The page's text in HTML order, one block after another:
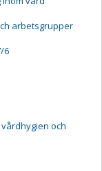
arbetsgrupper
6
och